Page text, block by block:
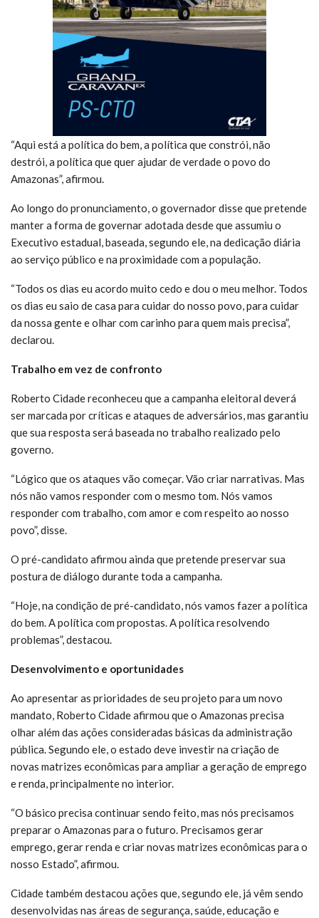
“Aqui está a política do bem, a política que constrói, não
destrói, a política que quer ajudar de verdade o povo do
Amazonas”, afirmou.
Ao longo do pronunciamento, o governador disse que pretende
manter a forma de governar adotada desde que assumiu o
Executivo estadual, baseada, segundo ele, na dedicação diária
ao serviço público e na proximidade com a população.
“Todos os dias eu acordo muito cedo e dou o meu melhor. Todos
os dias eu saio de casa para cuidar do nosso povo, para cuidar
da nossa gente e olhar com carinho para quem mais precisa”,
declarou.
Trabalho em vez de confronto
Roberto Cidade reconheceu que a campanha eleitoral deverá
ser marcada por críticas e ataques de adversários, mas garantiu
que sua resposta será baseada no trabalho realizado pelo
governo.
“Lógico que os ataques vão começar. Vão criar narrativas. Mas
nós não vamos responder com o mesmo tom. Nós vamos
responder com trabalho, com amor e com respeito ao nosso
povo”, disse.
O pré-candidato afirmou ainda que pretende preservar sua
postura de diálogo durante toda a campanha.
“Hoje, na condição de pré-candidato, nós vamos fazer a política
do bem. A política com propostas. A política resolvendo
problemas”, destacou.
Desenvolvimento e oportunidades
Ao apresentar as prioridades de seu projeto para um novo
mandato, Roberto Cidade afirmou que o Amazonas precisa
olhar além das ações consideradas básicas da administração
pública. Segundo ele, o estado deve investir na criação de
novas matrizes econômicas para ampliar a geração de emprego
e renda, principalmente no interior.
“O básico precisa continuar sendo feito, mas nós precisamos
preparar o Amazonas para o futuro. Precisamos gerar
emprego, gerar renda e criar novas matrizes econômicas para o
nosso Estado”, afirmou.
Cidade também destacou ações que, segundo ele, já vêm sendo
desenvolvidas nas áreas de segurança, saúde, educação e